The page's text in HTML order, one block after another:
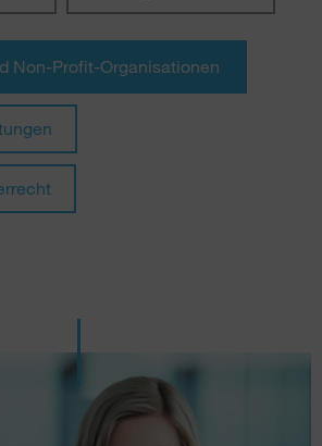
Non-Profit-Organisationen